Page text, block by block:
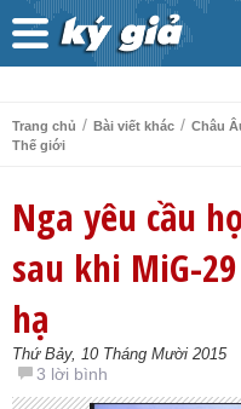
Trang chủ / Bài viết khác / Châu
Thế giới
Nga yêu cầu
sau khi MiG-
hạ
Thứ Bảy, 10 Tháng Mười 2015
3 lời bình